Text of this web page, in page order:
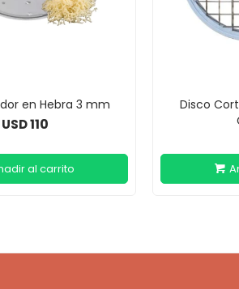
en Hebra 3 mm
USD110
Disco